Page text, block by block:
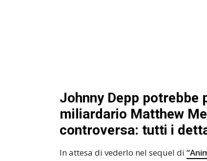
Johnny Depp potrebbe
miliardario Matthew
controversa: tutti i
In attesa di vederlo nel sequel di